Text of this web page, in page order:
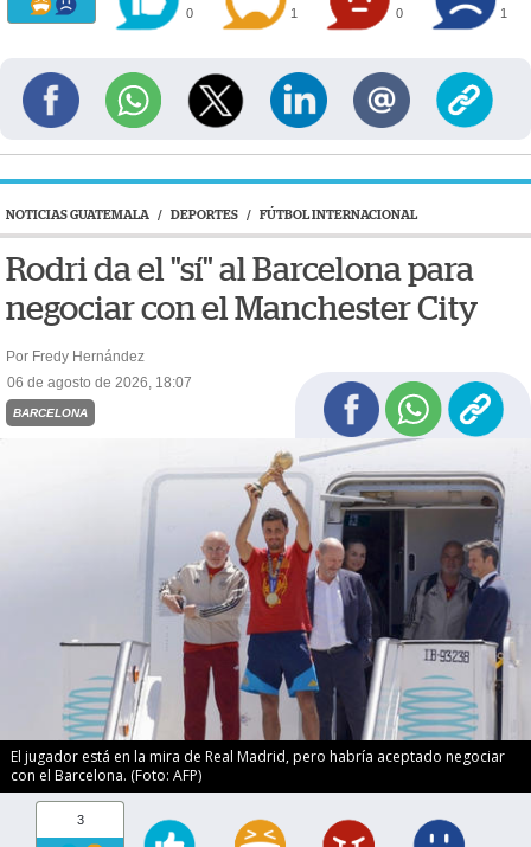
0 1 0 1
NOTICIAS GUATEMALA / DEPORTES / FÚTBOL INTERNACIONAL
Rodri da el "sí" al Barcelona para
negociar con el Manchester City
Por Fredy Hernández
06 de agosto de 2026, 18:07
BARCELONA
El jugador está en la mira de Real Madrid, pero habría aceptado negociar
con el Barcelona. (Foto: AFP)
3